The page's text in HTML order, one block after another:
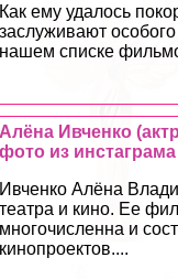
Как ему удалось
заслуживают
нашем списке
Алёна Ивченко
фото из
Ивченко Алёна
театра и кино. Ее
многочисленна и
кинопроектов....